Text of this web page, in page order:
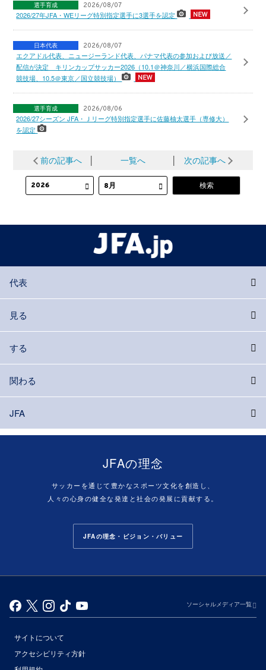
選手育成 2026/08/07
2026/27年JFA・WEリーグ特別指定選手に3選手を認定
日本代表 2026/08/07
エクアドル代表、ニュージーランド代表、パナマ代表の参加および放送／
配信が決定 キリンカップサッカー2026（10.1＠神奈川／横浜国際総合
競技場、10.5＠東京／国立競技場）
選手育成 2026/08/06
2026/27シーズン JFA・Ｊリーグ特別指定選手に佐藤柚太選手（専修大）
を認定
前の記事へ 一覧へ 次の記事へ
代表
見る
する
関わる
JFA
JFAの理念
サッカーを通じて豊かなスポーツ文化を創造し、
人々の心身の健全な発達と社会の発展に貢献する。
JFAの理念・ビジョン・バリュー
ソーシャルメディア一覧
サイトについて
アクセシビリティ方針